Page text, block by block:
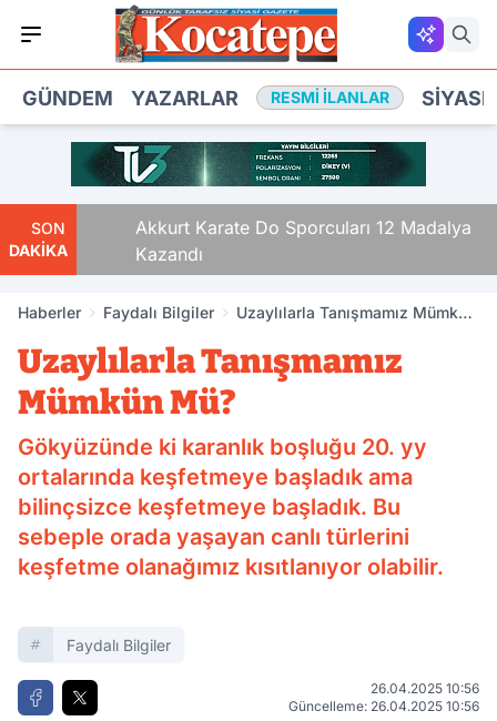
GÜNDEM YAZARLAR RESMI İLANLAR
SON
DAKİKA
Akkurt Karate Do Sporcuları 12 Madalya
Kazandı
Haberler Faydalı Bilgiler
Uzaylılarla Tanışmamız Mümkün
Uzaylılarla Tanışmamız
Mümkün Mü?
Gökyüzünde ki karanlık boşluğu 20. yy
ortalarında keşfetmeye başladık ama
bilinçsizce keşfetmeye başladık. Bu
sebeple orada yaşayan canlı türlerini
keşfetme olanağımız kısıtlanıyor olabilir.
Faydalı Bilgiler
26.04.2025 10:56
Güncelleme: 26.04.2025 10:56